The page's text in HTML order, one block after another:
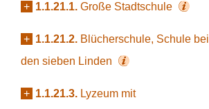
+ 1.1.21.1. Große Stadtschule
+ 1.1.21.2. Blücherschule, Schule bei
den sieben Linden
+ 1.1.21.3. Lyzeum mit